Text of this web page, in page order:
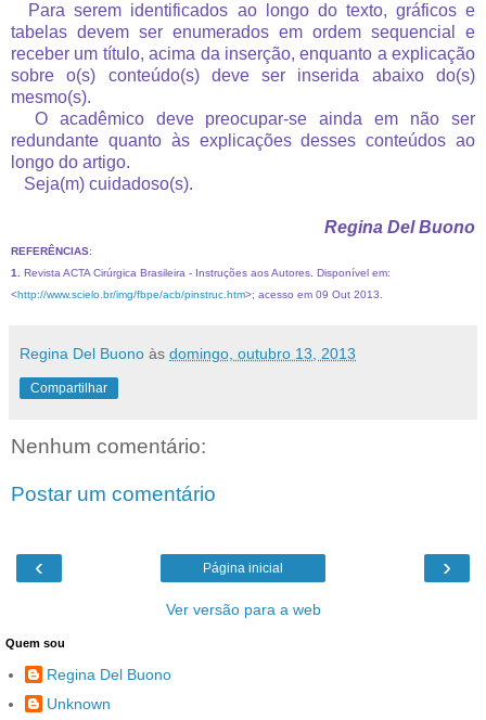
Para serem identificados ao longo do texto, gráficos e
tabelas devem ser enumerados em ordem sequencial e
receber um título, acima da inserção, enquanto a explicação
sobre o(s) conteúdo(s) deve ser inserida abaixo do(s)
mesmo(s).
O acadêmico deve preocupar-se ainda em não ser
redundante quanto às explicações desses conteúdos ao
longo do artigo.
Seja(m) cuidadoso(s).
Regina Del Buono
REFERÊNCIAS:
1. Revista ACTA Cirúrgica Brasileira - Instruções aos Autores Disponível em:
<http://www.scielo.br/img/fbpe/acb/pinstruc.htm>; acesso em 09 Out 2013.
Regina Del Buono às domingo, outubro 13, 2013
Compartilhar
Nenhum comentário:
Postar um comentário
‹ ›
Página inicial
Ver versão para a web
Quem sou
Regina Del Buono
Unknown